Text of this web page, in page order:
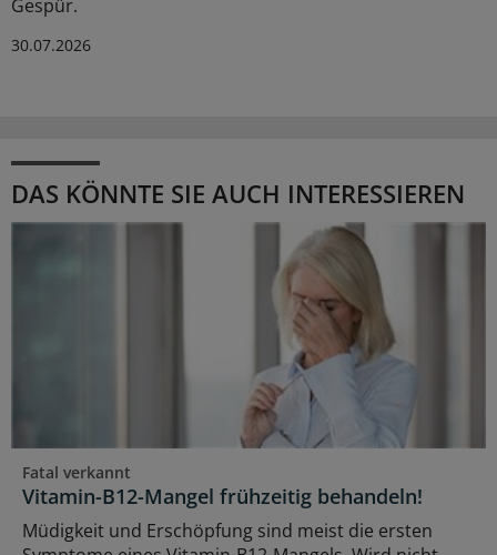
Gespür.
30.07.2026
DAS KÖNNTE SIE AUCH INTERESSIEREN
Fatal verkannt
Vitamin-B12-Mangel frühzeitig behandeln!
Müdigkeit und Erschöpfung sind meist die ersten